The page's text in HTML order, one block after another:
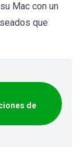
Mac con un
que
de